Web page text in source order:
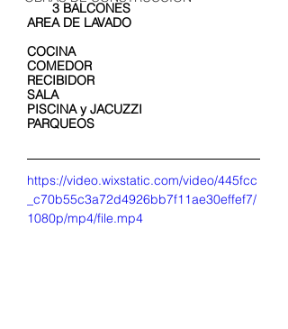
       3 BALCONES
AREA DE LAVADO
COCINA
COMEDOR
RECIBIDOR
SALA
PISCINA y JACUZZI
PARQUEOS
https://video.wixstatic.com/video/445fcc
_c70b55c3a72d4926bb7f11ae30effef7/
1080p/mp4/file.mp4